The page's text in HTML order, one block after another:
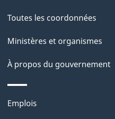
a
l
s
l
ce
site
Toutes les coordonnées
Ministères et organismes
À propos du gouvernement
Thèmes
Emplois